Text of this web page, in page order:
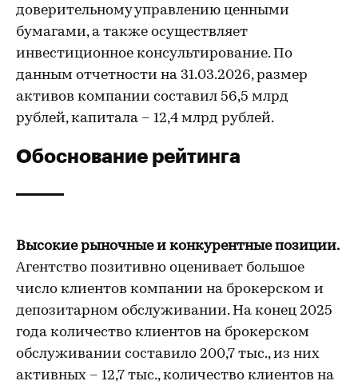
доверительному управлению ценными
бумагами, а также осуществляет
инвестиционное консультирование. По
данным отчетности на 31.03.2026, размер
активов компании составил 56,5 млрд
рублей, капитала – 12,4 млрд рублей.
Обоснование рейтинга
Высокие рыночные и конкурентные позиции.
Агентство позитивно оценивает большое
число клиентов компании на брокерском и
депозитарном обслуживании. На конец 2025
года количество клиентов на брокерском
обслуживании составило 200,7 тыс., из них
активных – 12,7 тыс., количество клиентов на